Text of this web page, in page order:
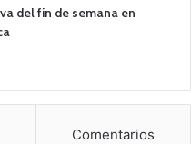
del fin de semana en
Comentarios